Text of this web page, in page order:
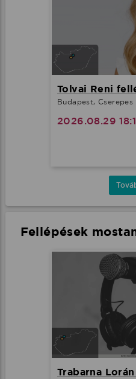
Tolvai Reni
Budapest, Cserepes
2026.08.29
Fellépések
Trabarna